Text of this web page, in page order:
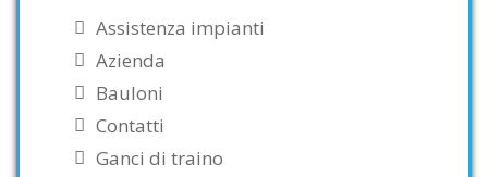
Assistenza impianti
Azienda
Bauloni
Contatti
Ganci di traino